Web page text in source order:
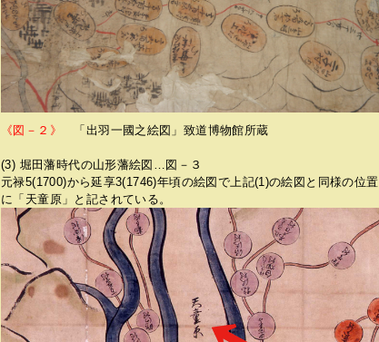
《図－２》 「出羽一國之絵図」致道博物館所蔵
(3) 堀田藩時代の山形藩絵図…図－３
元禄5(1700)から延享3(1746)年頃の絵図で上記(1)の絵図と同様の位置
に「天童原」と記されている。